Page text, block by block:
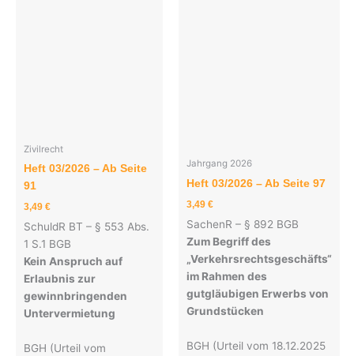
Zivilrecht
Heft 03/2026 – Ab Seite
91
3,49 €
SchuldR BT – § 553 Abs.
1 S.1 BGB
Kein Anspruch auf
Erlaubnis zur
gewinnbringenden
Untervermietung
BGH (Urteil vom
Jahrgang 2026
Heft 03/2026 – Ab Seite 97
3,49 €
SachenR – § 892 BGB
Zum Begriff des
„Verkehrsrechtsgeschäfts“
im Rahmen des
gutgläubigen Erwerbs von
Grundstücken
BGH (Urteil vom 18.12.2025